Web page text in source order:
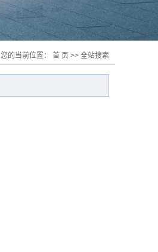
您的当前位置： 首 页 >> 全站搜索